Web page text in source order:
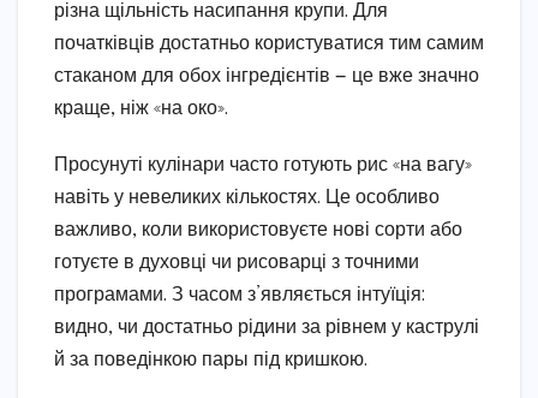
різна щільність насипання крупи. Для
початківців достатньо користуватися тим самим
стаканом для обох інгредієнтів — це вже значно
краще, ніж «на око».
Просунуті кулінари часто готують рис «на вагу»
навіть у невеликих кількостях. Це особливо
важливо, коли використовуєте нові сорти або
готуєте в духовці чи рисоварці з точними
програмами. З часом з’являється інтуїція:
видно, чи достатньо рідини за рівнем у каструлі
й за поведінкою пары під кришкою.